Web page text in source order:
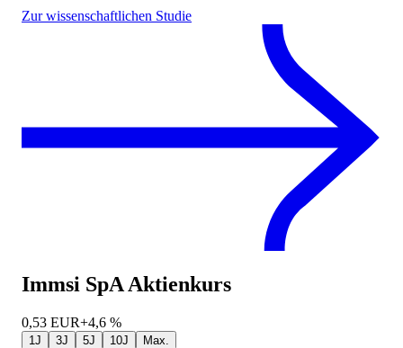
Zur wissenschaftlichen Studie
Immsi SpA Aktienkurs
0,53 EUR+4,6 %
1J 3J 5J 10J Max.